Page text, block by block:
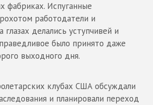
фабриках. Испуганные
работодатели и
глазах делались уступчивей и
было принято даже
выходного дня.
клубах США обсуждали
и планировали переход